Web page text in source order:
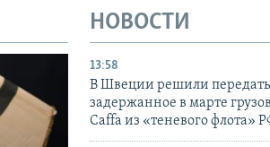
НОВОСТИ
13:58
В Швеции решили
задержанное в марте
Caffa из «теневого флота»